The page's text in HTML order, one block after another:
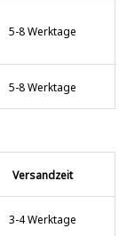
5-8 Werktage
5-8 Werktage
Versandzeit
3-4 Werktage